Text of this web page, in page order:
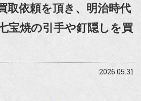
取依頼を頂き、明治時代
宝焼の引手や釘隠しを買
2026.05.31